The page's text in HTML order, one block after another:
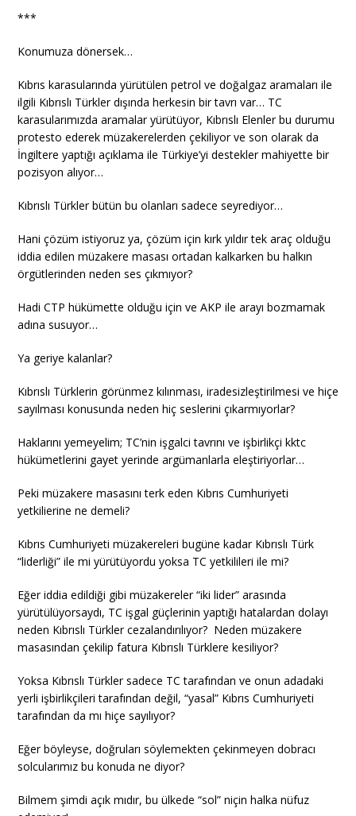
***
Konumuza dönersek…
Kıbrıs karasularında yürütülen petrol ve doğalgaz aramaları ile
ilgili Kıbrıslı Türkler dışında herkesin bir tavrı var… TC
karasularımızda aramalar yürütüyor, Kıbrıslı Elenler bu durumu
protesto ederek müzakerelerden çekiliyor ve son olarak da
İngiltere yaptığı açıklama ile Türkiye’yi destekler mahiyette bir
pozisyon alıyor…
Kıbrıslı Türkler bütün bu olanları sadece seyrediyor…
Hani çözüm istiyoruz ya, çözüm için kırk yıldır tek araç olduğu
iddia edilen müzakere masası ortadan kalkarken bu halkın
örgütlerinden neden ses çıkmıyor?
Hadi CTP hükümette olduğu için ve AKP ile arayı bozmamak
adına susuyor…
Ya geriye kalanlar?
Kıbrıslı Türklerin görünmez kılınması, iradesizleştirilmesi ve hiçe
sayılması konusunda neden hiç seslerini çıkarmıyorlar?
Haklarını yemeyelim; TC’nin işgalci tavrını ve işbirlikçi kktc
hükümetlerini gayet yerinde argümanlarla eleştiriyorlar…
Peki müzakere masasını terk eden Kıbrıs Cumhuriyeti
yetkilierine ne demeli?
Kıbrıs Cumhuriyeti müzakereleri bugüne kadar Kıbrıslı Türk
“liderliği” ile mi yürütüyordu yoksa TC yetkilileri ile mi?
Eğer iddia edildiği gibi müzakereler “iki lider” arasında
yürütülüyorsaydı, TC işgal güçlerinin yaptığı hatalardan dolayı
neden Kıbrıslı Türkler cezalandırılıyor? Neden müzakere
masasından çekilip fatura Kıbrıslı Türklere kesiliyor?
Yoksa Kıbrıslı Türkler sadece TC tarafından ve onun adadaki
yerli işbirlikçileri tarafından değil, “yasal” Kıbrıs Cumhuriyeti
tarafından da mı hiçe sayılıyor?
Eğer böyleyse, doğruları söylemekten çekinmeyen dobracı
solcularımız bu konuda ne diyor?
Bilmem şimdi açık mıdır, bu ülkede “sol” niçin halka nüfuz